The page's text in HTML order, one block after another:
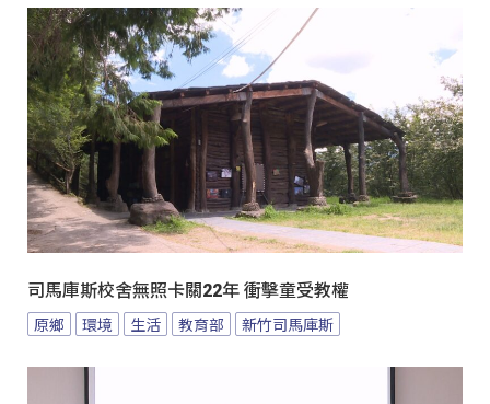
司馬庫斯校舍無照卡關22年 衝擊童受教權
原鄉 環境 生活 教育部 新竹司馬庫斯